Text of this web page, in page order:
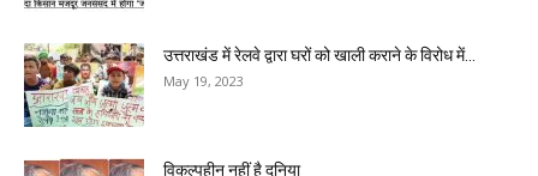
उत्तराखंड में रेलवे द्वारा घरों को खाली कराने के विरोध में...
May 19, 2023
विकल्पहीन नहीं है दुनिया